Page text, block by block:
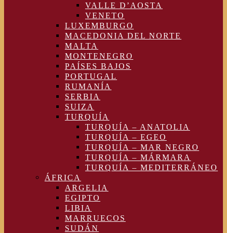
VALLE D’AOSTA
VENETO
LUXEMBURGO
MACEDONIA DEL NORTE
MALTA
MONTENEGRO
PAÍSES BAJOS
PORTUGAL
RUMANÍA
SERBIA
SUIZA
TURQUÍA
TURQUÍA – ANATOLIA
TURQUÍA – EGEO
TURQUÍA – MAR NEGRO
TURQUÍA – MÁRMARA
TURQUÍA – MEDITERRÁNEO
ÁFRICA
ARGELIA
EGIPTO
LIBIA
MARRUECOS
SUDÁN